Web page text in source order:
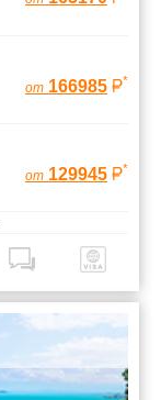
от 166985 *
от 129945 *